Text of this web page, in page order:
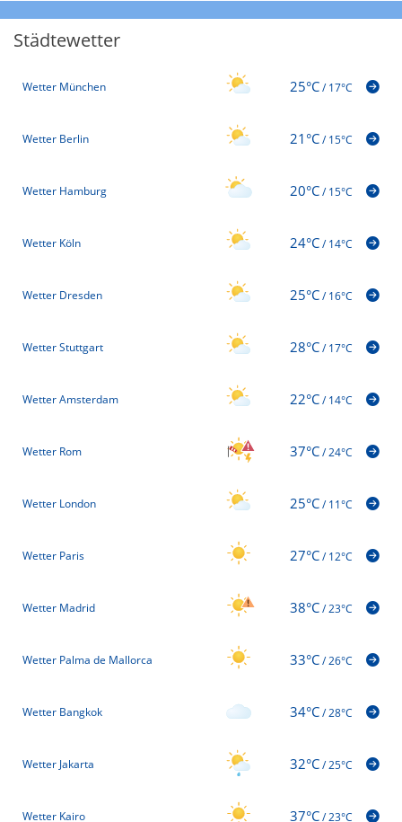
Städtewetter
Wetter München 25°C/17°C
Wetter Berlin 21°C/15°C
Wetter Hamburg 20°C/15°C
Wetter Köln 24°C/14°C
Wetter Dresden 25°C/16°C
Wetter Stuttgart 28°C/17°C
Wetter Amsterdam 22°C/14°C
Wetter Rom 37°C/24°C
Wetter London 25°C/11°C
Wetter Paris 27°C/12°C
Wetter Madrid 38°C/23°C
Wetter Palma de Mallorca 33°C/26°C
Wetter Bangkok 34°C/28°C
Wetter Jakarta 32°C/25°C
Wetter Kairo 37°C/23°C